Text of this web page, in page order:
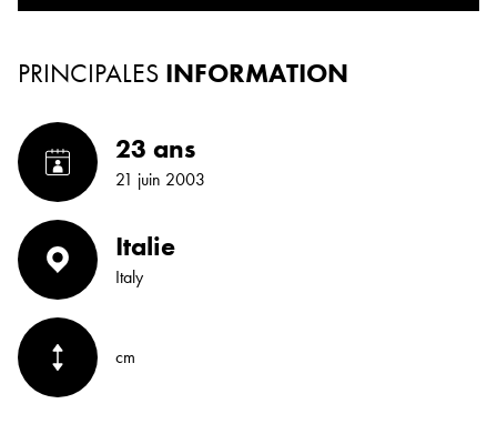
PRINCIPALES INFORMATION
23 ans
21 juin 2003
Italie
Italy
cm